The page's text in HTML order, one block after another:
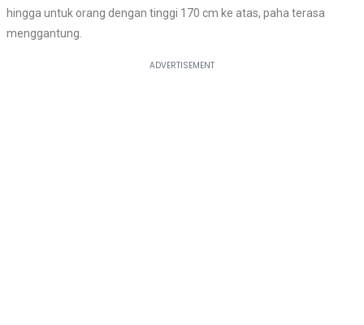
hingga untuk orang dengan tinggi 170 cm ke atas, paha terasa
menggantung.